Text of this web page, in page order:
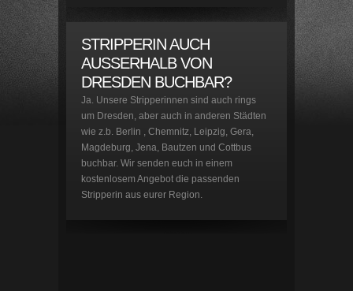
STRIPPERIN AUCH
AUSSERHALB VON D
RESDEN BUCHBAR?
Ja. Unsere Stripperinnen sind auch rings
um Dresden, aber auch in anderen Städten
wie z.b. Berlin , Chemnitz, Leipzig, Gera,
Magdeburg, Jena, Bautzen und Cottbus
buchbar. Wir senden euch in einem
kostenlosem Angebot die passenden
Stripperin aus eurer Region.